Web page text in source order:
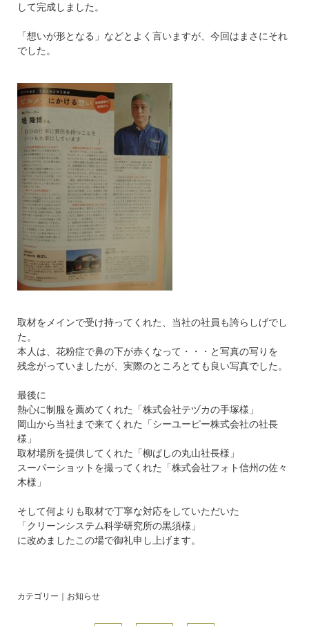
して完成しました。
「想いが形となる」などとよく言いますが、今回はまさにそれ
でした。
取材をメインで受け持ってくれた、当社の社員も誇らしげでし
た。
本人は、花粉症で鼻の下が赤くなって・・・と写真の写りを
残念がっていましたが、実際のところとても良い写真でした。
最後に
熱心に制服を薦めてくれた「株式会社テヅカの手塚様」
岡山から当社まで来てくれた「シーユーピー株式会社の社長
様」
取材場所を提供してくれた「柳ばしの丸山社長様」
スーパーショットを撮ってくれた「株式会社フォト信州の佐々
木様」
そして何よりも取材で丁寧な対応をしていただいた
「クリーンシステム科学研究所の黒須様」
に改めましたこの場で御礼申し上げます。
カテゴリー｜ お知らせ